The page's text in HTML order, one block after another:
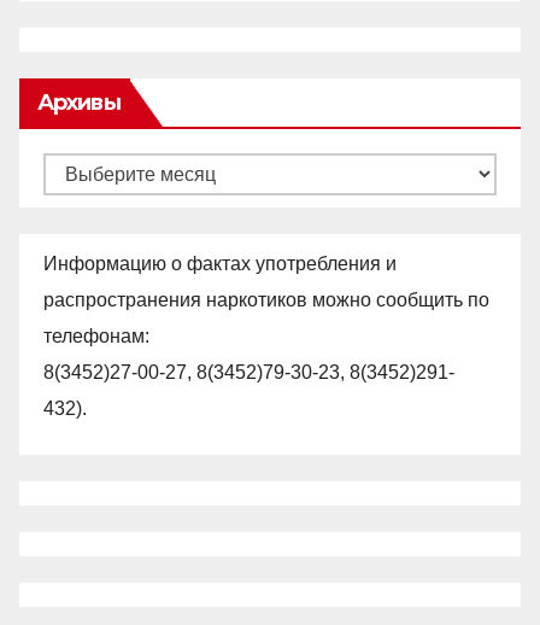
Архивы
Архивы
Информацию о фактах употребления и
распространения наркотиков можно сообщить по
телефонам:
8(3452)27-00-27, 8(3452)79-30-23, 8(3452)291-
432).